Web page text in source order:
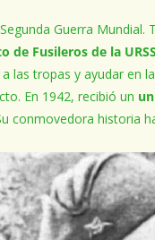
Guerra Mundial.
de Fusileros de la URSS
las tropas y ayudar en
En 1942, recibió un
conmovedora historia